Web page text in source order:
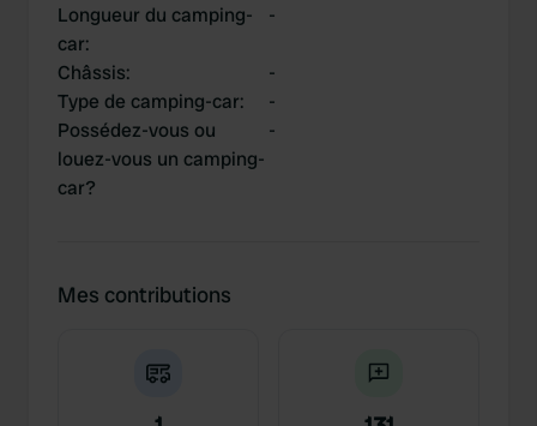
Longueur du camping-
car:
-
Châssis:
-
Type de camping-car:
-
Possédez-vous ou
louez-vous un camping-
car?
-
Mes contributions